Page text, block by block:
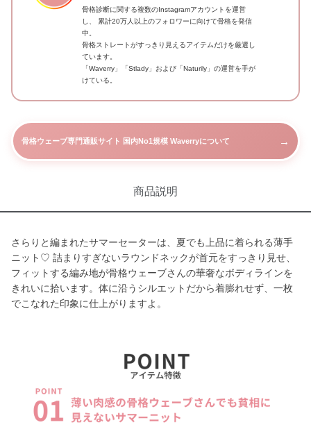
骨格診断に関する複数のInstagramアカウントを運営
し、 累計20万人以上のフォロワーに向けて骨格を発信
中。
骨格ストレートがすっきり見えるアイテムだけを厳選し
ています。
「Waverry」「Stlady」および「Naturily」の運営を手が
けている。
骨格ウェーブ専門通販サイト 国内No1規模 Waverryについて →
商品説明
さらりと編まれたサマーセーターは、夏でも上品に着られる薄手
ニット♡ 詰まりすぎないラウンドネックが首元をすっきり見せ、
フィットする編み地が骨格ウェーブさんの華奢なボディラインを
きれいに拾います。体に沿うシルエットだから着膨れせず、一枚
でこなれた印象に仕上がりますよ。